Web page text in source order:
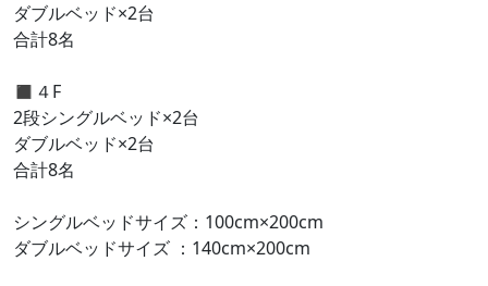
ダブルベッド×2台
合計8名
◼︎４F
2段シングルベッド×2台
ダブルベッド×2台
合計8名
シングルベッドサイズ：100cm×200cm
ダブルベッドサイズ ：140cm×200cm